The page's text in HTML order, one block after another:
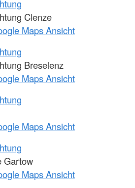
Clenze
Maps Ansicht
Breselenz
Maps Ansicht
Maps Ansicht
Gartow
Maps Ansicht